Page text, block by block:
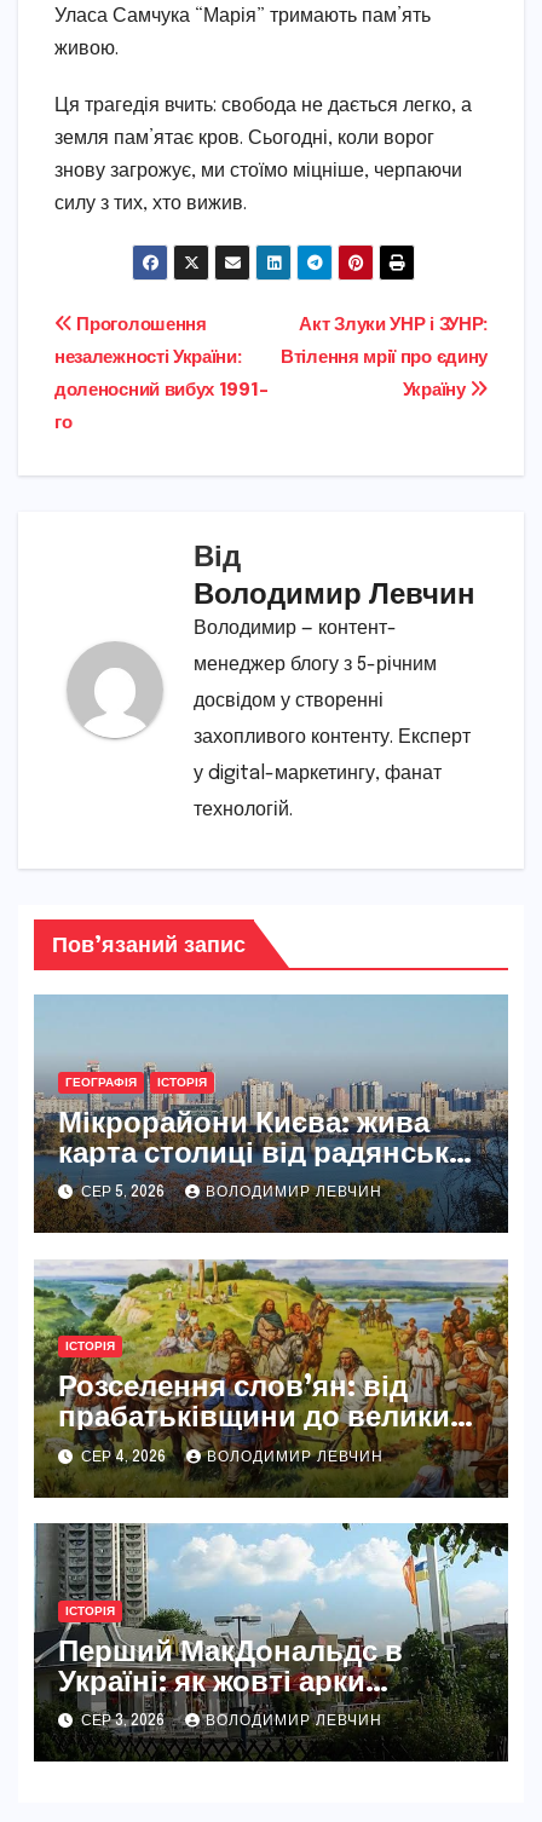
Уласа Самчука “Марія” тримають пам’ять
живою.
Ця трагедія вчить: свобода не дається легко, а
земля пам’ятає кров. Сьогодні, коли ворог
знову загрожує, ми стоїмо міцніше, черпаючи
силу з тих, хто вижив.
Навігація
записів
Акт Злуки УНР і ЗУНР:
Втілення мрії про єдину
Україну
Проголошення
незалежності України:
доленосний вибух 1991-
го
Від
Володимир Левчин
Володимир — контент-
менеджер блогу з 5-річним
досвідом у створенні
захопливого контенту. Експерт
у digital-маркетингу, фанат
технологій.
Пов’язаний запис
ГЕОГРАФІЯ ІСТОРІЯ
Мікрорайони Києва: жива
карта столиці від радянських
масивів до сучасних
кварталів
СЕР 5, 2026 ВОЛОДИМИР ЛЕВЧИН
ІСТОРІЯ
Розселення слов’ян: від
прабатьківщини до великих
міграцій Європою
СЕР 4, 2026 ВОЛОДИМИР ЛЕВЧИН
ІСТОРІЯ
Перший МакДональдс в
Україні: як жовті арки
змінили Київ
СЕР 3, 2026 ВОЛОДИМИР ЛЕВЧИН